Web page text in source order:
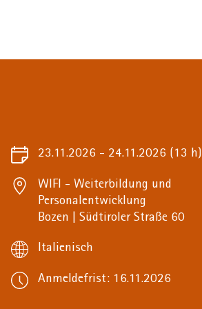
23.11.2026 - 24.11.2026 (13 h)
WIFI - Weiterbildung und
Personalentwicklung
Bozen | Südtiroler Straße 60
Italienisch
Anmeldefrist: 16.11.2026